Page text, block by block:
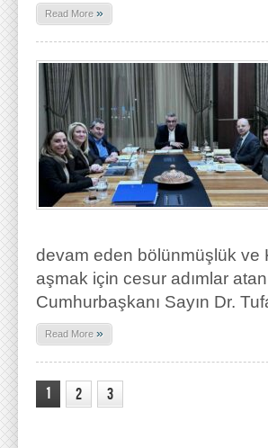
Read More »
devam eden bölünmüşlük ve
aşmak için cesur adımlar
Cumhurbaşkanı Sayın Dr.
Read More »
1 2 3